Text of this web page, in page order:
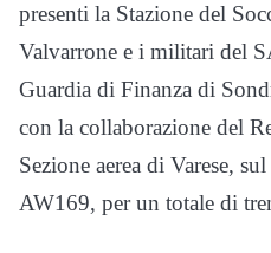
presenti la Stazione del
Valvarrone e i militari del
Guardia di Finanza di
con la collaborazione del
Sezione aerea di Varese,
AW169, per un totale di